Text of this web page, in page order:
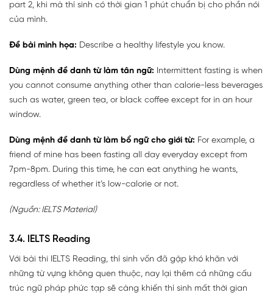
part 2, khi mà thí sinh có thời gian 1 phút chuẩn bị cho phần nói
của mình.
Đề bài minh họa: Describe a healthy lifestyle you know.
Dùng mệnh đề danh từ làm tân ngữ: Intermittent fasting is when
you cannot consume anything other than calorie-less beverages
such as water, green tea, or black coffee except for in an hour
window.
Dùng mệnh đề danh từ làm bổ ngữ cho giới từ: For example, a
friend of mine has been fasting all day everyday except from
7pm-8pm. During this time, he can eat anything he wants,
regardless of whether it’s low-calorie or not.
(Nguồn: IELTS Material)
3.4. IELTS Reading
Với bài thi IELTS Reading, thí sinh vốn đã gặp khó khăn với
những từ vựng không quen thuộc, nay lại thêm cả những cấu
trúc ngữ pháp phức tạp sẽ càng khiến thí sinh mất thời gian